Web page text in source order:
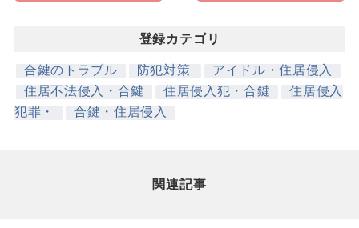
登録カテゴリ
合鍵のトラブル
防犯対策
アイドル・住居侵入
住居不法侵入・合鍵
住居侵入犯・合鍵
住居侵入
犯罪・
合鍵・住居侵入
関連記事